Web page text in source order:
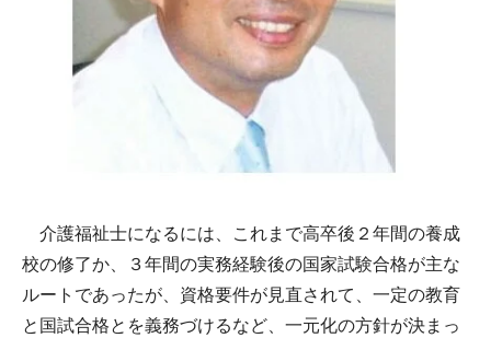
介護福祉士になるには、これまで高卒後２年間の養成
校の修了か、３年間の実務経験後の国家試験合格が主な
ルートであったが、資格要件が見直されて、一定の教育
と国試合格とを義務づけるなど、一元化の方針が決まっ